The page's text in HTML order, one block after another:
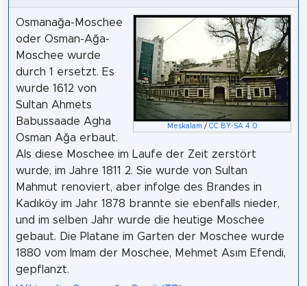
Meskalam / CC BY-SA 4.0
Osmanağa-Moschee
oder Osman-Ağa-
Moschee wurde
durch 1 ersetzt. Es
wurde 1612 von
Sultan Ahmets
Babussaade Agha
Osman Ağa erbaut.
Als diese Moschee im Laufe der Zeit zerstört
wurde, im Jahre 1811 2. Sie wurde von Sultan
Mahmut renoviert, aber infolge des Brandes in
Kadıköy im Jahr 1878 brannte sie ebenfalls nieder,
und im selben Jahr wurde die heutige Moschee
gebaut. Die Platane im Garten der Moschee wurde
1880 vom Imam der Moschee, Mehmet Asım Efendi,
gepflanzt.